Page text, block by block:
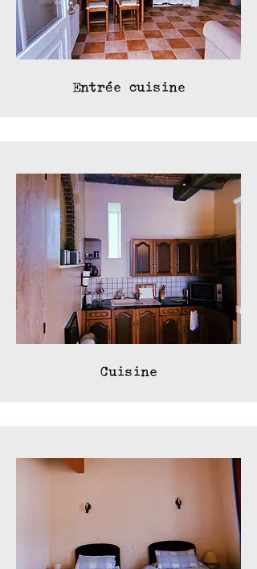
Entrée cuisine
Cuisine